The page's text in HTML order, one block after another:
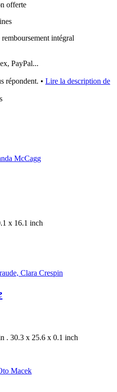
offerte
intégral
PayPal...
répondent. • Lire la description de
x 16.1 inch
. 30.3 x 25.6 x 0.1 inch